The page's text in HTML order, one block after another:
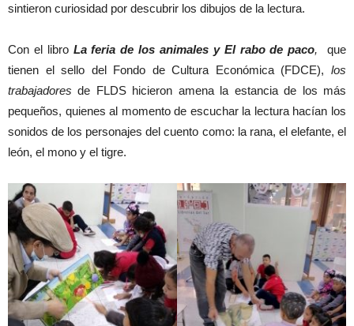
sintieron curiosidad por descubrir los dibujos de la lectura.
Con el libro La feria de los animales y El rabo de paco,
que
tienen el sello del Fondo de Cultura Económica (FDCE), los
trabajadores de FLDS hicieron amena la estancia de los más
pequeños, quienes al momento de escuchar la lectura hacían los
sonidos de los personajes del cuento como: la rana, el elefante, el
león, el mono y el tigre.